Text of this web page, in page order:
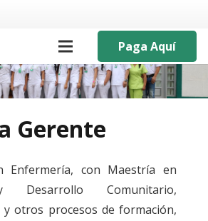
Paga Aquí
Gerente
Enfermería, con Maestría en
Desarrollo Comunitario,
y otros procesos de formación,